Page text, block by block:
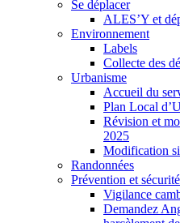
Se déplacer
ALES’Y et
Environnement
Labels
Collecte des
Urbanisme
Accueil du
Plan Local
Révision et
2025
Modification
Randonnées
Prévention et sécurité
Vigilance
Demandez